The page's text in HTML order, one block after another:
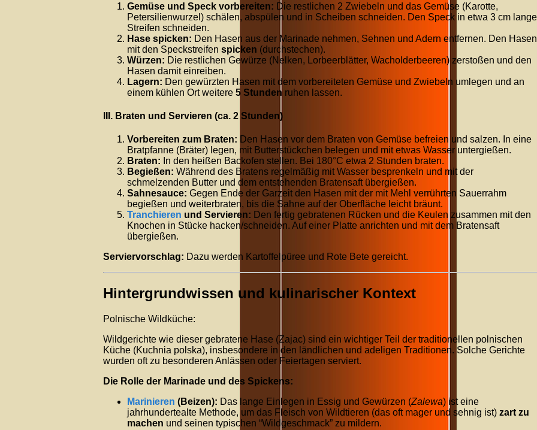
Gemüse und Speck vorbereiten: Die restlichen 2 Zwiebeln und das Gemüse (Karotte,
Petersilienwurzel) schälen, abspülen und in Scheiben schneiden. Den Speck in etwa 3 cm lange
Streifen schneiden.
Hase spicken: Den Hasen aus der Marinade nehmen, Sehnen und Adern entfernen. Den Hasen
mit den Speckstreifen spicken (durchstechen).
Würzen: Die restlichen Gewürze (Nelken, Lorbeerblätter, Wacholderbeeren) zerstoßen und den
Hasen damit einreiben.
Lagern: Den gewürzten Hasen mit dem vorbereiteten Gemüse und Zwiebeln umlegen und an
einem kühlen Ort weitere 5 Stunden ruhen lassen.
III. Braten und Servieren (ca. 2 Stunden)
Vorbereiten zum Braten: Den Hasen vor dem Braten von Gemüse befreien und salzen. In eine
Bratpfanne (Bräter) legen, mit Butterstückchen belegen und mit etwas Wasser untergießen.
Braten: In den heißen Backofen stellen. Bei 180°C etwa 2 Stunden braten.
Begießen: Während des Bratens regelmäßig mit Wasser besprenkeln und mit der
schmelzenden Butter und dem entstehenden Bratensaft übergießen.
Sahnesauce: Gegen Ende der Garzeit den Hasen mit der mit Mehl verrührten Sauerrahm
begießen und weiterbraten, bis die Sahne auf der Oberfläche leicht bräunt.
Tranchieren und Servieren: Den fertig gebratenen Rücken und die Keulen zusammen mit den
Knochen in Stücke hacken/schneiden. Auf einer Platte anrichten und mit dem Bratensaft
übergießen.
Serviervorschlag: Dazu werden Kartoffelpüree und Rote Bete gereicht.
Hintergrundwissen und kulinarischer Kontext
Polnische Wildküche:
Wildgerichte wie dieser gebratene Hase (Zajac) sind ein wichtiger Teil der traditionellen polnischen
Küche (Kuchnia polska), insbesondere in den ländlichen und adeligen Traditionen. Solche Gerichte
wurden oft zu besonderen Anlässen oder Feiertagen serviert.
Die Rolle der Marinade und des Spickens:
Marinieren (Beizen): Das lange Einlegen in Essig und Gewürzen (Zalewa) ist eine
jahrhundertealte Methode, um das Fleisch von Wildtieren (das oft mager und sehnig ist) zart zu
machen und seinen typischen “Wildgeschmack” zu mildern.